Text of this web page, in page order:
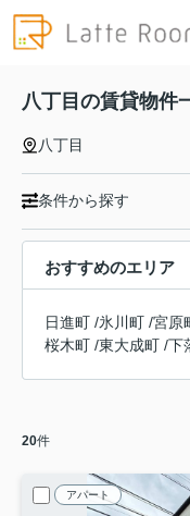
八丁目の賃貸物件
八丁目
条件から探す
おすすめのエリア
日進町 /氷川町 /宮原
桜木町 /東大成町 /下
20件
アパート